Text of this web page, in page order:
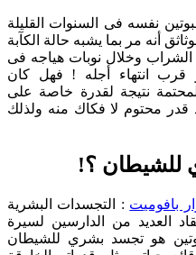
نفسه فى السنوات القليلة
أنه مر بما يشبه حالة الكآبة
وخلال نوبات هياجه فى
قرب انتهاء أجله ! فهل كان
نتيجة لقدرة خاصة على
قدر محتوم لا فكاك منه ولذلك
للشيطان ؟!
بافوميت: التجسدات البشرية
العديد من الدارسين لسيرة
هو تجسد بشري للشيطان